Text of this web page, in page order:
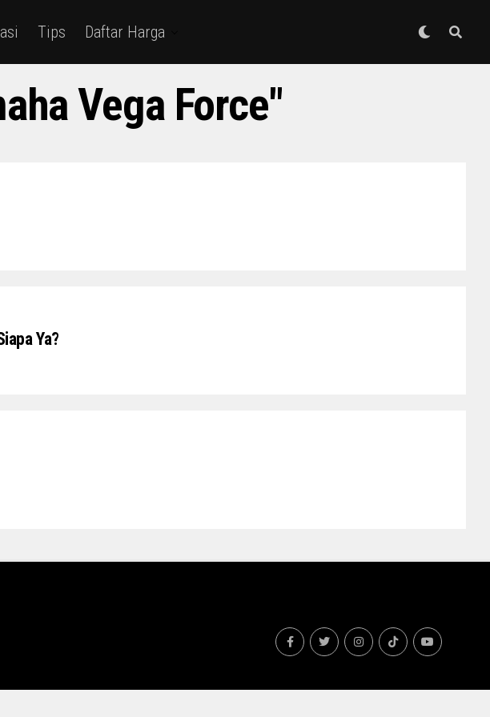
Tips Daftar Harga
Vega Force"
Ya?